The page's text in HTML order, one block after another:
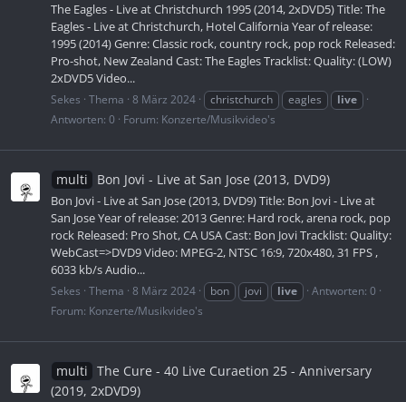
The Eagles - Live at Christchurch 1995 (2014, 2xDVD5) Title: The
Eagles - Live at Christchurch, Hotel California Year of release:
1995 (2014) Genre: Classic rock, country rock, pop rock Released:
Pro-shot, New Zealand Cast: The Eagles Tracklist: Quality: (LOW)
2xDVD5 Video...
Sekes Thema 8 März 2024 christchurch eagles
live
Antworten: 0
Forum: Konzerte/Musikvideo's
multi Bon Jovi - Live at San Jose (2013, DVD9)
Bon Jovi - Live at San Jose (2013, DVD9) Title: Bon Jovi - Live at
San Jose Year of release: 2013 Genre: Hard rock, arena rock, pop
rock Released: Pro Shot, CA USA Cast: Bon Jovi Tracklist: Quality:
WebCast=>DVD9 Video: MPEG-2, NTSC 16:9, 720x480, 31 FPS ,
6033 kb/s Audio...
Sekes Thema 8 März 2024 bon jovi live
Antworten: 0
Forum: Konzerte/Musikvideo's
multi The Cure - 40 Live Curaetion 25 - Anniversary
(2019, 2xDVD9)